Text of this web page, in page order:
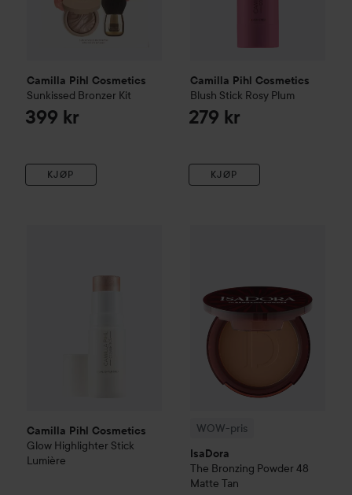
Camilla Pihl Cosmetics
Sunkissed Bronzer Kit
399 kr
KJØP
Camilla Pihl Cosmetics
Blush Stick Rosy Plum
279 kr
KJØP
Camilla Pihl Cosmetics
Glow Highlighter Stick
Lumière
WOW-pris
IsaDora
The Bronzing Powder 48
Matte Tan